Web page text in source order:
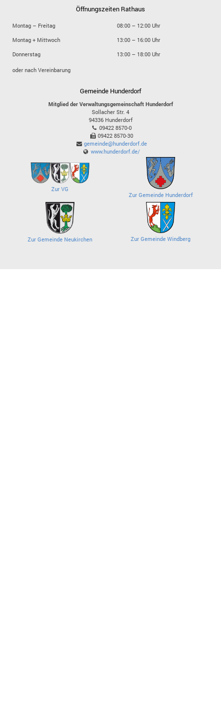
Öffnungszeiten Rathaus
Montag – Freitag
08:00 – 12:00 Uhr
Montag + Mittwoch
13:00 – 16:00 Uhr
Donnerstag
13:00 – 18:00 Uhr
oder nach Vereinbarung
Gemeinde Hunderdorf
Mitglied der Verwaltungsgemeinschaft Hunderdorf
Sollacher Str. 4
94336 Hunderdorf
09422 8570-0
09422 8570-30
gemeinde@hunderdorf.de
www.hunderdorf.de/
Zur VG
Zur Gemeinde Hunderdorf
Zur Gemeinde Neukirchen Zur Gemeinde Windberg